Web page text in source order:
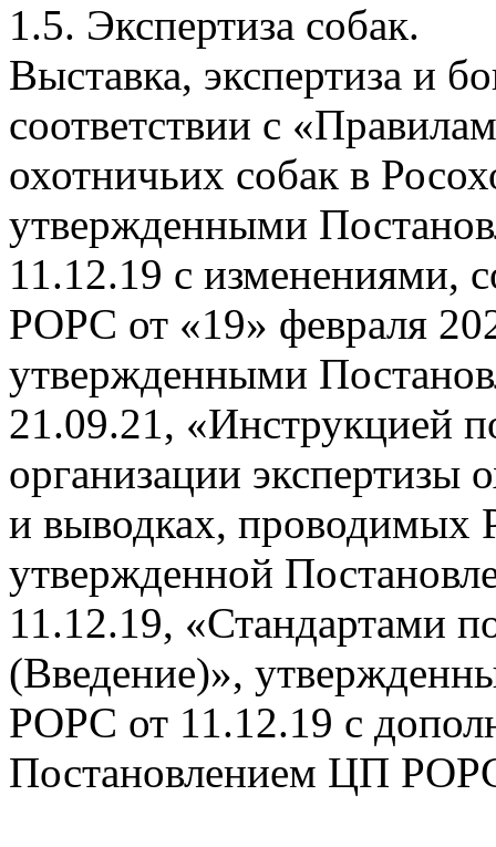
1.5. Экспертиза собак.
Выставка, экспертиза и
соответствии с
охотничьих собак в
утвержденными
11.12.19 с изменениями,
РОРС от «19» февраля
утвержденными
21.09.21, «Инструкцией
организации экспертизы
и выводках, проводимых
утвержденной
11.12.19, «Стандартами
(Введение)»,
РОРС от 11.12.19 с
Постановлением ЦП